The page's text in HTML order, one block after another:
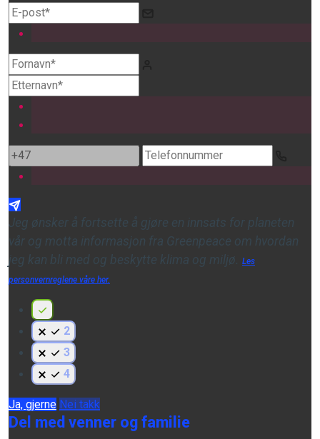
Jeg ønsker å fortsette å gjøre en innsats for planeten
vår og motta informasjon fra Greenpeace om hvordan
jeg kan bli med og beskytte klima og miljø. Les
personvernreglene våre her.
2
3
4
Ja, gjerne Nei takk
Del med venner og familie